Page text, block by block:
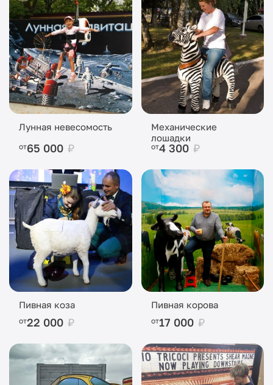
Лунная невесомость
от65 000 ₽
Механические
лошадки
от4 300 ₽
Пивная коза
от22 000 ₽
Пивная корова
от17 000 ₽